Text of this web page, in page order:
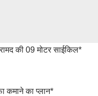
की 09 मोटर साईकिल*
कमाने का प्लान*